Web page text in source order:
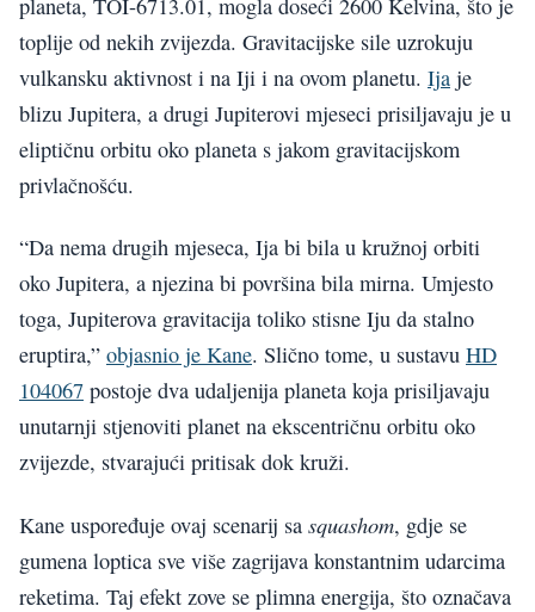
planeta, TOI-6713.01, mogla doseći 2600 Kelvina, što je
toplije od nekih zvijezda. Gravitacijske sile uzrokuju
vulkansku aktivnost i na Iji i na ovom planetu. Ija je
blizu Jupitera, a drugi Jupiterovi mjeseci prisiljavaju je u
eliptičnu orbitu oko planeta s jakom gravitacijskom
privlačnošću.
“Da nema drugih mjeseca, Ija bi bila u kružnoj orbiti
oko Jupitera, a njezina bi površina bila mirna. Umjesto
toga, Jupiterova gravitacija toliko stisne Iju da stalno
eruptira,” objasnio je Kane. Slično tome, u sustavu HD
104067 postoje dva udaljenija planeta koja prisiljavaju
unutarnji stjenoviti planet na ekscentričnu orbitu oko
zvijezde, stvarajući pritisak dok kruži.
Kane uspoređuje ovaj scenarij sa squashom, gdje se
gumena loptica sve više zagrijava konstantnim udarcima
reketima. Taj efekt zove se plimna energija, što označava